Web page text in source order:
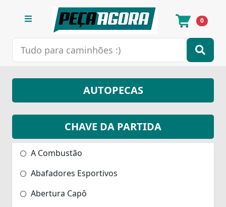
0
AUTOPECAS
CHAVE DA PARTIDA
A Combustão
Abafadores Esportivos
Abertura Capô